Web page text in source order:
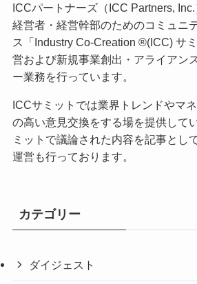
ICCパートナーズ（ICC Partners,
経営者・経営幹部のためのコミュニ
ス「Industry Co-Creation ®(ICC) サ
営および新規事業創出・アライアン
ー業務を行っています。
ICCサミットでは業界トレンドやマ
の高い意見交換をする場を提供して
ミットで議論された内容を記事とし
運営も行っております。
カテゴリー
ダイジェスト